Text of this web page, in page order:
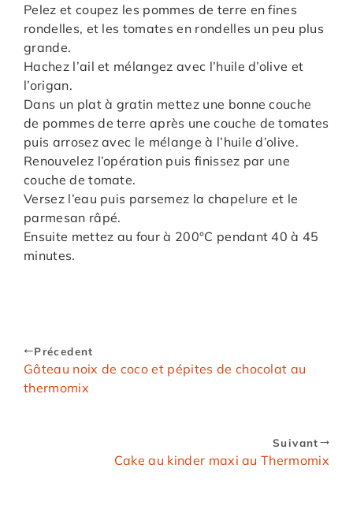
Pelez et coupez les pommes de terre en fines
rondelles, et les tomates en rondelles un peu plus
grande.
Hachez l’ail et mélangez avec l’huile d’olive et
l’origan.
Dans un plat à gratin mettez une bonne couche
de pommes de terre après une couche de tomates
puis arrosez avec le mélange à l’huile d’olive.
Renouvelez l’opération puis finissez par une
couche de tomate.
Versez l’eau puis parsemez la chapelure et le
parmesan râpé.
Ensuite mettez au four à 200°C pendant 40 à 45
minutes.
Précedent
Gâteau noix de coco et pépites de chocolat au
thermomix
Suivant
Cake au kinder maxi au Thermomix